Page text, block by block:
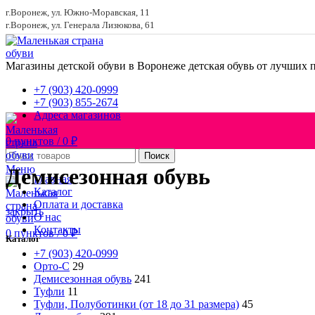
г.Воронеж, ул. Южно-Моравская, 11
г.Воронеж, ул. Генерала Лизюкова, 61
Магазины детской обуви в Воронеже детская обувь от лучших
+7 (903) 420-0999
+7 (903) 855-2674
Адреса магазинов
0пунктов / 0 ₽
Поиск
Меню
0пунктов / 0₽
Главная
Каталог
Оплата и доставка
О нас
Контакты
+7 (903) 420-0999
Демисезонная обувь
закрыть
Каталог
Орто-С 29
Демисезонная обувь 241
Туфли 11
Туфли, Полуботинки (от 18 до 31 размера) 45